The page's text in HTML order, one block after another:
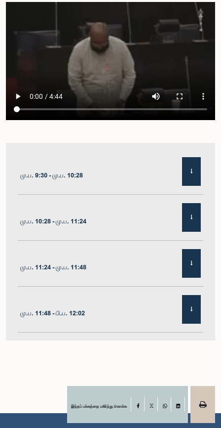
மு.ப. 9:30 - மு.ப. 10:28
மு.ப. 10:28 - மு.ப. 11:24
மு.ப. 11:24 - மு.ப. 11:48
மு.ப. 11:48 - பி.ப. 12:02
பி.ப. 12:19 - பி.ப. 12:32இந்தப் பக்கத்தை பகிர்ந்து கொள்க Facebook
LinkedIn